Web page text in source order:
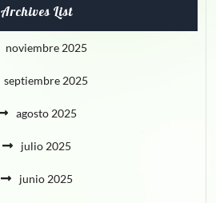
Archives List
noviembre 2025
septiembre 2025
agosto 2025
julio 2025
junio 2025